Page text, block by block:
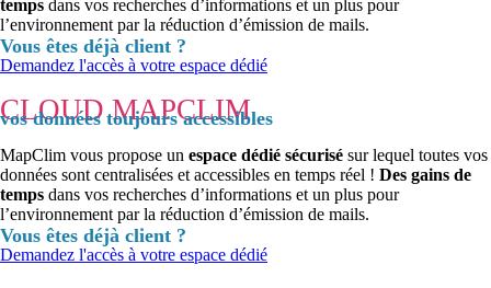
temps dans vos recherches d’informations et un plus pour
l’environnement par la réduction d’émission de mails.
Vous êtes déjà client ?
Demandez l'accès à votre espace dédié
CLOUD MAPCLIM
vos données toujours accessibles
MapClim vous propose un espace dédié sécurisé sur lequel toutes vos
données sont centralisées et accessibles en temps réel ! Des gains de
temps dans vos recherches d’informations et un plus pour
l’environnement par la réduction d’émission de mails.
Vous êtes déjà client ?
Demandez l'accès à votre espace dédié